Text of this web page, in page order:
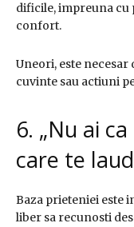
dificile, impreuna cu
confort.
Uneori, este necesar
cuvinte sau actiuni
6. „Nu ai
care te
Baza prieteniei este
liber sa recunosti